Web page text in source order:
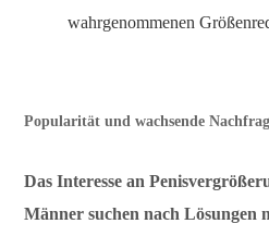
wahrgenommenen
Popularität und wachsende
Das Interesse an
Männer suchen nach Lösungen